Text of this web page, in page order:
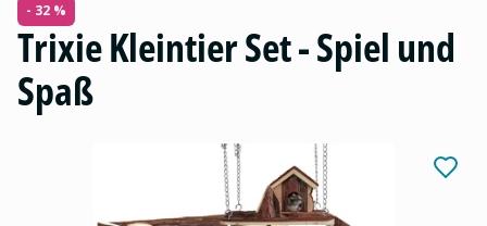
- 32 %
Trixie Kleintier Set - Spiel und
Spaß